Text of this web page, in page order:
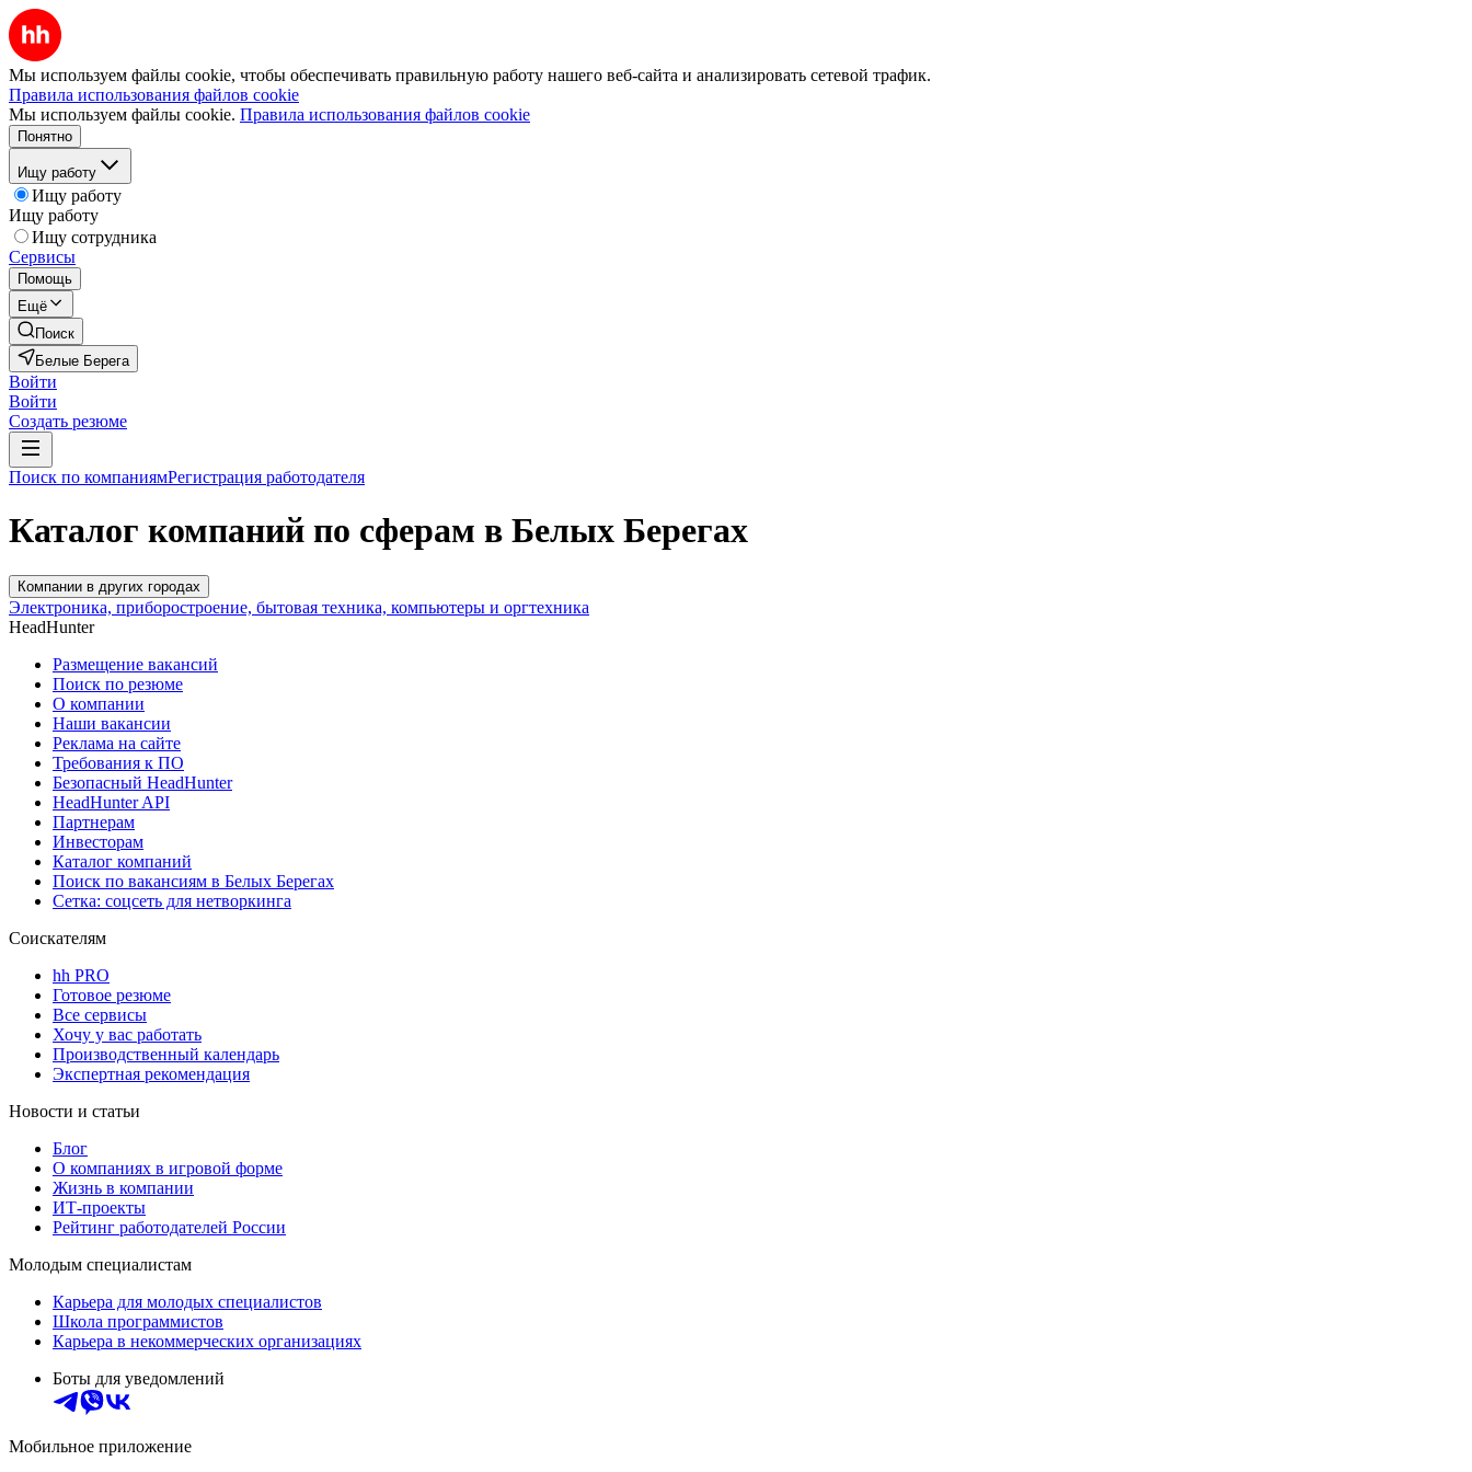
Мы используем файлы cookie, чтобы обеспечивать правильную работу нашего веб-сайта и анализировать сетевой трафик.
Правила использования файлов cookie
Мы используем файлы cookie. Правила использования файлов cookie
Понятно
Ищу работу
Ищу работу
Ищу работу
Ищу сотрудника
Сервисы
Помощь
Ещё
Поиск
Белые Берега
Войти
Войти
Создать резюме
Поиск по компаниямРегистрация работодателя
Каталог компаний по сферам в Белых Берегах
Компании в других городах
Электроника, приборостроение, бытовая техника, компьютеры и оргтехника
HeadHunter
Размещение вакансий
Поиск по резюме
О компании
Наши вакансии
Реклама на сайте
Требования к ПО
Безопасный HeadHunter
HeadHunter API
Партнерам
Инвесторам
Каталог компаний
Поиск по вакансиям в Белых Берегах
Сетка: соцсеть для нетворкинга
Соискателям
hh PRO
Готовое резюме
Все сервисы
Хочу у вас работать
Производственный календарь
Экспертная рекомендация
Новости и статьи
Блог
О компаниях в игровой форме
Жизнь в компании
ИТ-проекты
Рейтинг работодателей России
Молодым специалистам
Карьера для молодых специалистов
Школа программистов
Карьера в некоммерческих организациях
Боты для уведомлений
Мобильное приложение